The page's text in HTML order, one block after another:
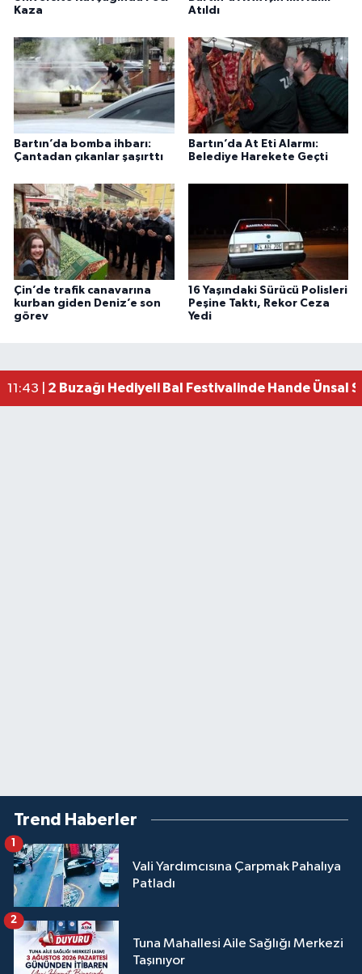
Kaza
Atıldı
Bartın’da bomba ihbarı:
Çantadan çıkanlar şaşırttı
Bartın’da At Eti Alarmı:
Belediye Harekete Geçti
Çin’de trafik canavarına
kurban giden Deniz’e son
görev
16 Yaşındaki Sürücü Polisleri
Peşine Taktı, Rekor Ceza
Yedi
11:43 | 2 Buzağı Hediyeli Bal Festivalinde Hande Ünsal
Trend Haberler
Vali Yardımcısına Çarpmak Pahalıya
Patladı
1
Tuna Mahallesi Aile Sağlığı Merkezi
Taşınıyor
2